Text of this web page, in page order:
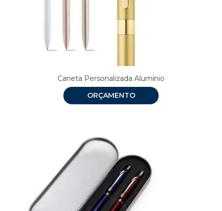
Caneta Personalizada Alumínio
ORÇAMENTO